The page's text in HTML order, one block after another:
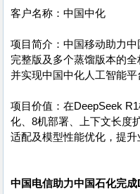
客户名称：中国中化
项目简介：中国移动助力
完整版及多个蒸馏版本的
并实现中国中化人工智能平
项目价值：在DeepSeek
化、8机部署、上下文长度
适配及模型性能优化，提升
中国电信助力中国石化完